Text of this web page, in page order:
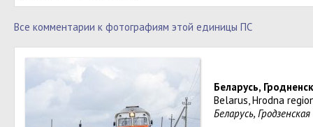
Все комментарии к фотографиям этой единицы ПС
Беларусь,
Belarus, Hrodna
Беларусь,